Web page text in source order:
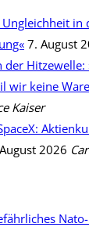
Ungleichheit in
7. August
der
wir keine
Kaiser
2026